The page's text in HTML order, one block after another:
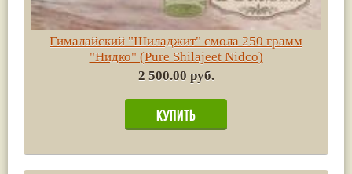
Гималайский "Шиладжит" смола 250 грамм
"Нидко" (Pure Shilajeet Nidco)
2 500.00 руб.